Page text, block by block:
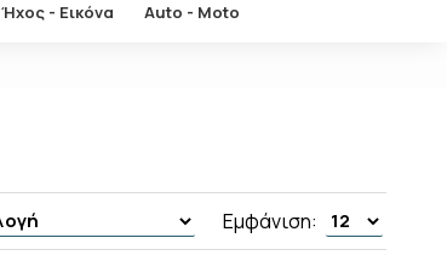
Ήχος - Εικόνα Auto - Moto
Εμφάνιση: